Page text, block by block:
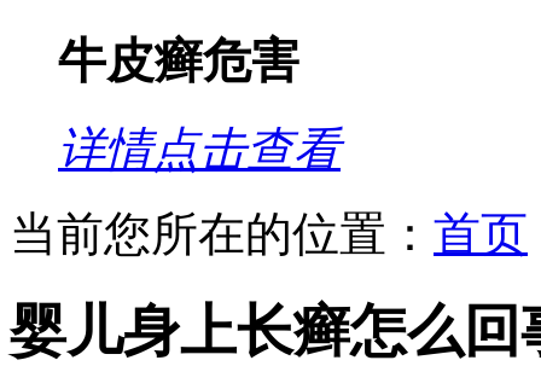
牛皮癣危害
详情点击查看
当前您所在的位置： 首页
婴儿身上长癣怎么回